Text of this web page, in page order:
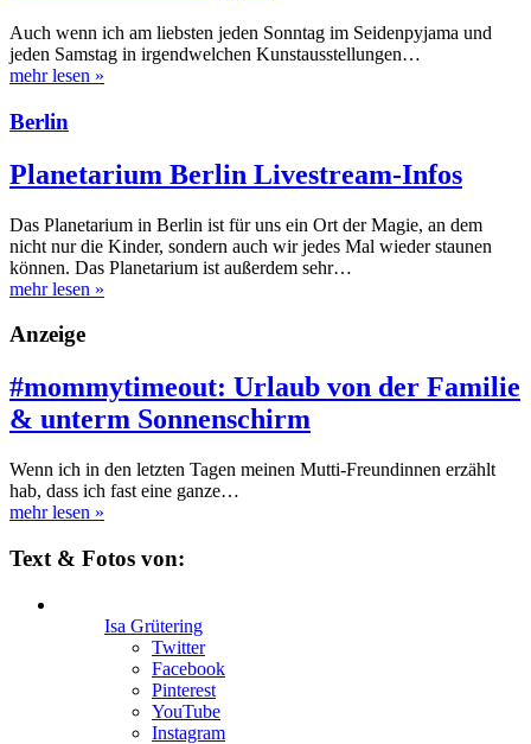
Auch wenn ich am liebsten jeden Sonntag im Seidenpyjama und
jeden Samstag in irgendwelchen Kunstausstellungen…
mehr lesen »
Berlin
Planetarium Berlin Livestream-Infos
Das Planetarium in Berlin ist für uns ein Ort der Magie, an dem
nicht nur die Kinder, sondern auch wir jedes Mal wieder staunen
können. Das Planetarium ist außerdem sehr…
mehr lesen »
Anzeige
#mommytimeout: Urlaub von der Familie
& unterm Sonnenschirm
Wenn ich in den letzten Tagen meinen Mutti-Freundinnen erzählt
hab, dass ich fast eine ganze…
mehr lesen »
Text & Fotos von:
Isa Grütering
Twitter
Facebook
Pinterest
YouTube
Instagram